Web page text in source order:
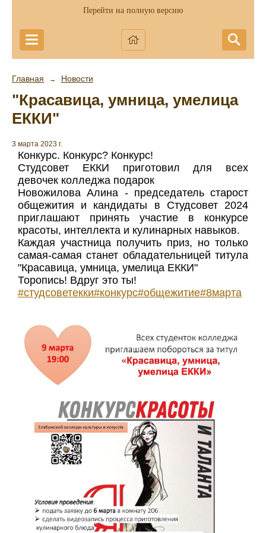
Перейти на полную версию
Главная → Новости
"Красавица, умница, умелица
ЕККИ"
3 марта 2023 г.
Конкурс. Конкурс? Конкурс!
Студсовет ЕККИ приготовил для всех
девочек колледжа подарок
Новожилова Алина - председатель старост
общежития и кандидаты в Студсовет 2024
приглашают принять участие в конкурсе
красоты, интеллекта и кулинарных навыков.
Каждая участница получить приз, но только
самая-самая станет обладательницей титула
"Красавица, умница, умелица ЕККИ"
Торопись! Вдруг это ты!
#студсоветекки#конкурс#общежитие#8марта